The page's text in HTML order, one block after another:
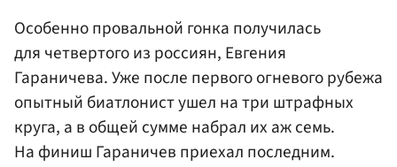
Особенно провальной гонка получилась
для четвертого из россиян, Евгения
Гараничева. Уже после первого огневого рубежа
опытный биатлонист ушел на три штрафных
круга, а в общей сумме набрал их аж семь.
На финиш Гараничев приехал последним.